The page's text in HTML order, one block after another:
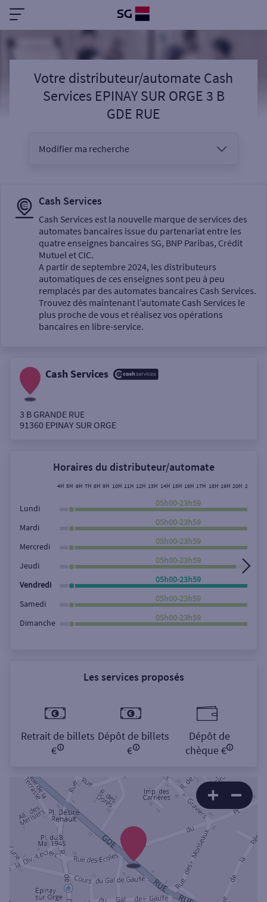
Votre distributeur/automate Cash
Services EPINAY SUR ORGE 3 B
GDE RUE
Modifier ma recherche
Sélectionnez votre recherche
Un service
Autour de moi
Rue
Rechercher
Cash Services
Cash Services est la nouvelle marque de services des
automates bancaires issue du partenariat entre les
quatre enseignes bancaires SG, BNP Paribas, Crédit
Mutuel et CIC.
A partir de septembre 2024, les distributeurs
automatiques de ces enseignes sont peu à peu
remplacés par des automates bancaires Cash Services.
Trouvez dès maintenant l’automate Cash Services le
plus proche de vous et réalisez vos opérations
bancaires en libre-service.
Cash Services
3 B GRANDE RUE
91360 EPINAY SUR ORGE
Horaires du distributeur/automate
4H 5H 6H 7H 8H 9H 10H 11H 12H 13H 14H 15H 16H 17H 18H 19H 20H 21H
Lundi
05h00-23h59
Mardi
05h00-23h59
Mercredi
05h00-23h59
Jeudi
05h00-23h59
Vendredi
05h00-23h59
Samedi
05h00-23h59
Dimanche
05h00-23h59
Les services proposés
Retrait de billets
€
Dépôt de billets
€
Dépôt de
chèque €